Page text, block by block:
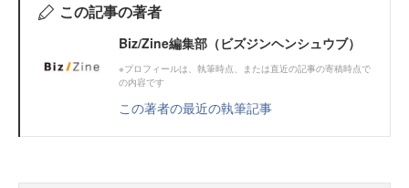
この記事の著者
Biz/Zine編集部（ビズジンヘンシュウブ）
※プロフィールは、執筆時点、または直近の記事の寄稿時点で
の内容です
この著者の最近の執筆記事